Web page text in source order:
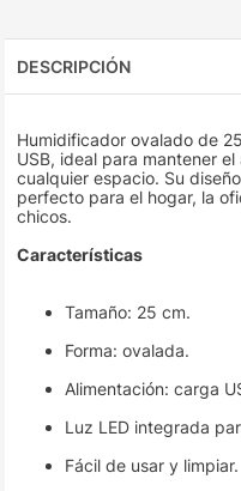
DESCRIPCIÓN
Humidificador ovalado de
USB, ideal para mantener
cualquier espacio. Su
perfecto para el hogar, la
chicos.
Características
Tamaño: 25 cm.
Forma: ovalada.
Alimentación: carga
Luz LED integrada
Fácil de usar y limpiar.